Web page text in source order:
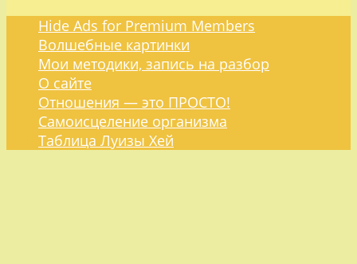
Hide Ads for Premium Members
Волшебные картинки
Мои методики, запись на разбор
О сайте
Отношения — это ПРОСТО!
Самоисцеление организма
Таблица Луизы Хей